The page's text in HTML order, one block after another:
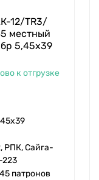
12/TR3/
местный
5,45х39
к отгрузке
РПК, Сайга-
223
45 патронов